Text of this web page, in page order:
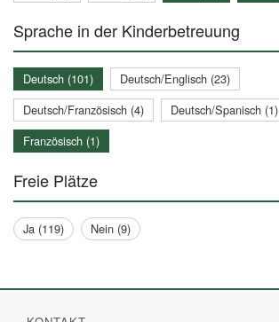
Sprache in der Kinderbetreuung
Deutsch (101)
Deutsch/Englisch (23)
Deutsch/Französisch (4)
Deutsch/Spanisch (1)
Französisch (1)
Freie Plätze
Ja (119) Nein (9)